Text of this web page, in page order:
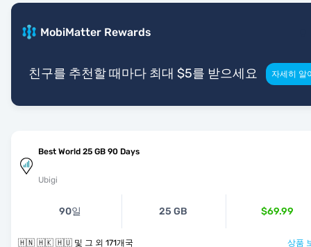
MobiMatter Rewards
친구를 추천할 때마다 최대 $5를 받으세요 자세히 알
Best World 25 GB 90 Days
Ubigi
90일 25 GB $69.99
🇭🇳 🇭🇰 🇭🇺 및 그 외 171개국 상품